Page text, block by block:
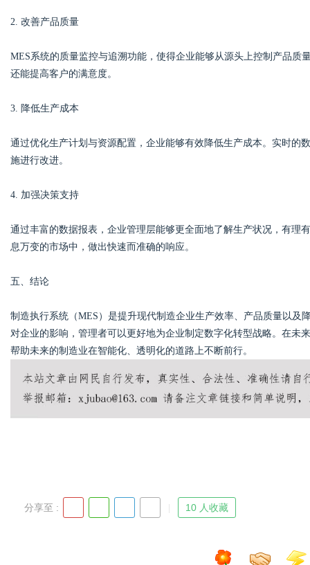
2. 改善产品质量
MES系统的质量监控与追溯功能，使得企业能够从源头上控制产品
还能提高客户的满意度。
3. 降低生产成本
通过优化生产计划与资源配置，企业能够有效降低生产成本。实时的
施进行改进。
4. 加强决策支持
通过丰富的数据报表，企业管理层能够更全面地了解生产状况，有理
息万变的市场中，做出快速而准确的响应。
五、结论
制造执行系统（MES）是提升现代制造企业生产效率、产品质量以及
对企业的影响，管理者可以更好地为企业制定数字化转型战略。在未
帮助未来的制造业在智能化、透明化的道路上不断前行。
分享至 : 10 人收藏